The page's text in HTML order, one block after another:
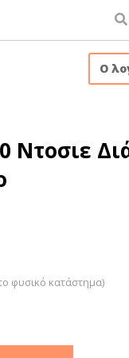
Ο
Ντοσιε
φυσικό κατάστημα)